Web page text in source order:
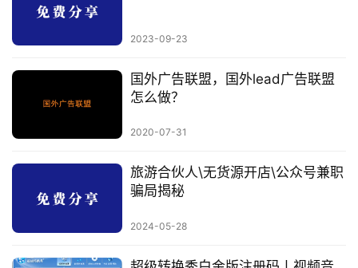
2023-09-23
国外广告联盟，国外lead广告联盟
怎么做？
2020-07-31
旅游合伙人\无货源开店\公众号兼职
骗局揭秘
2024-05-28